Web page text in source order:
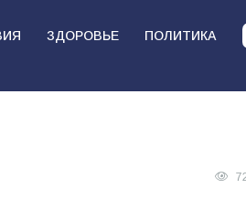
ЗДОРОВЬЕ ПОЛИТИКА